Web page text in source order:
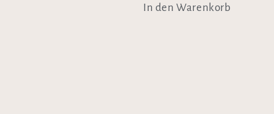
In den Warenkorb